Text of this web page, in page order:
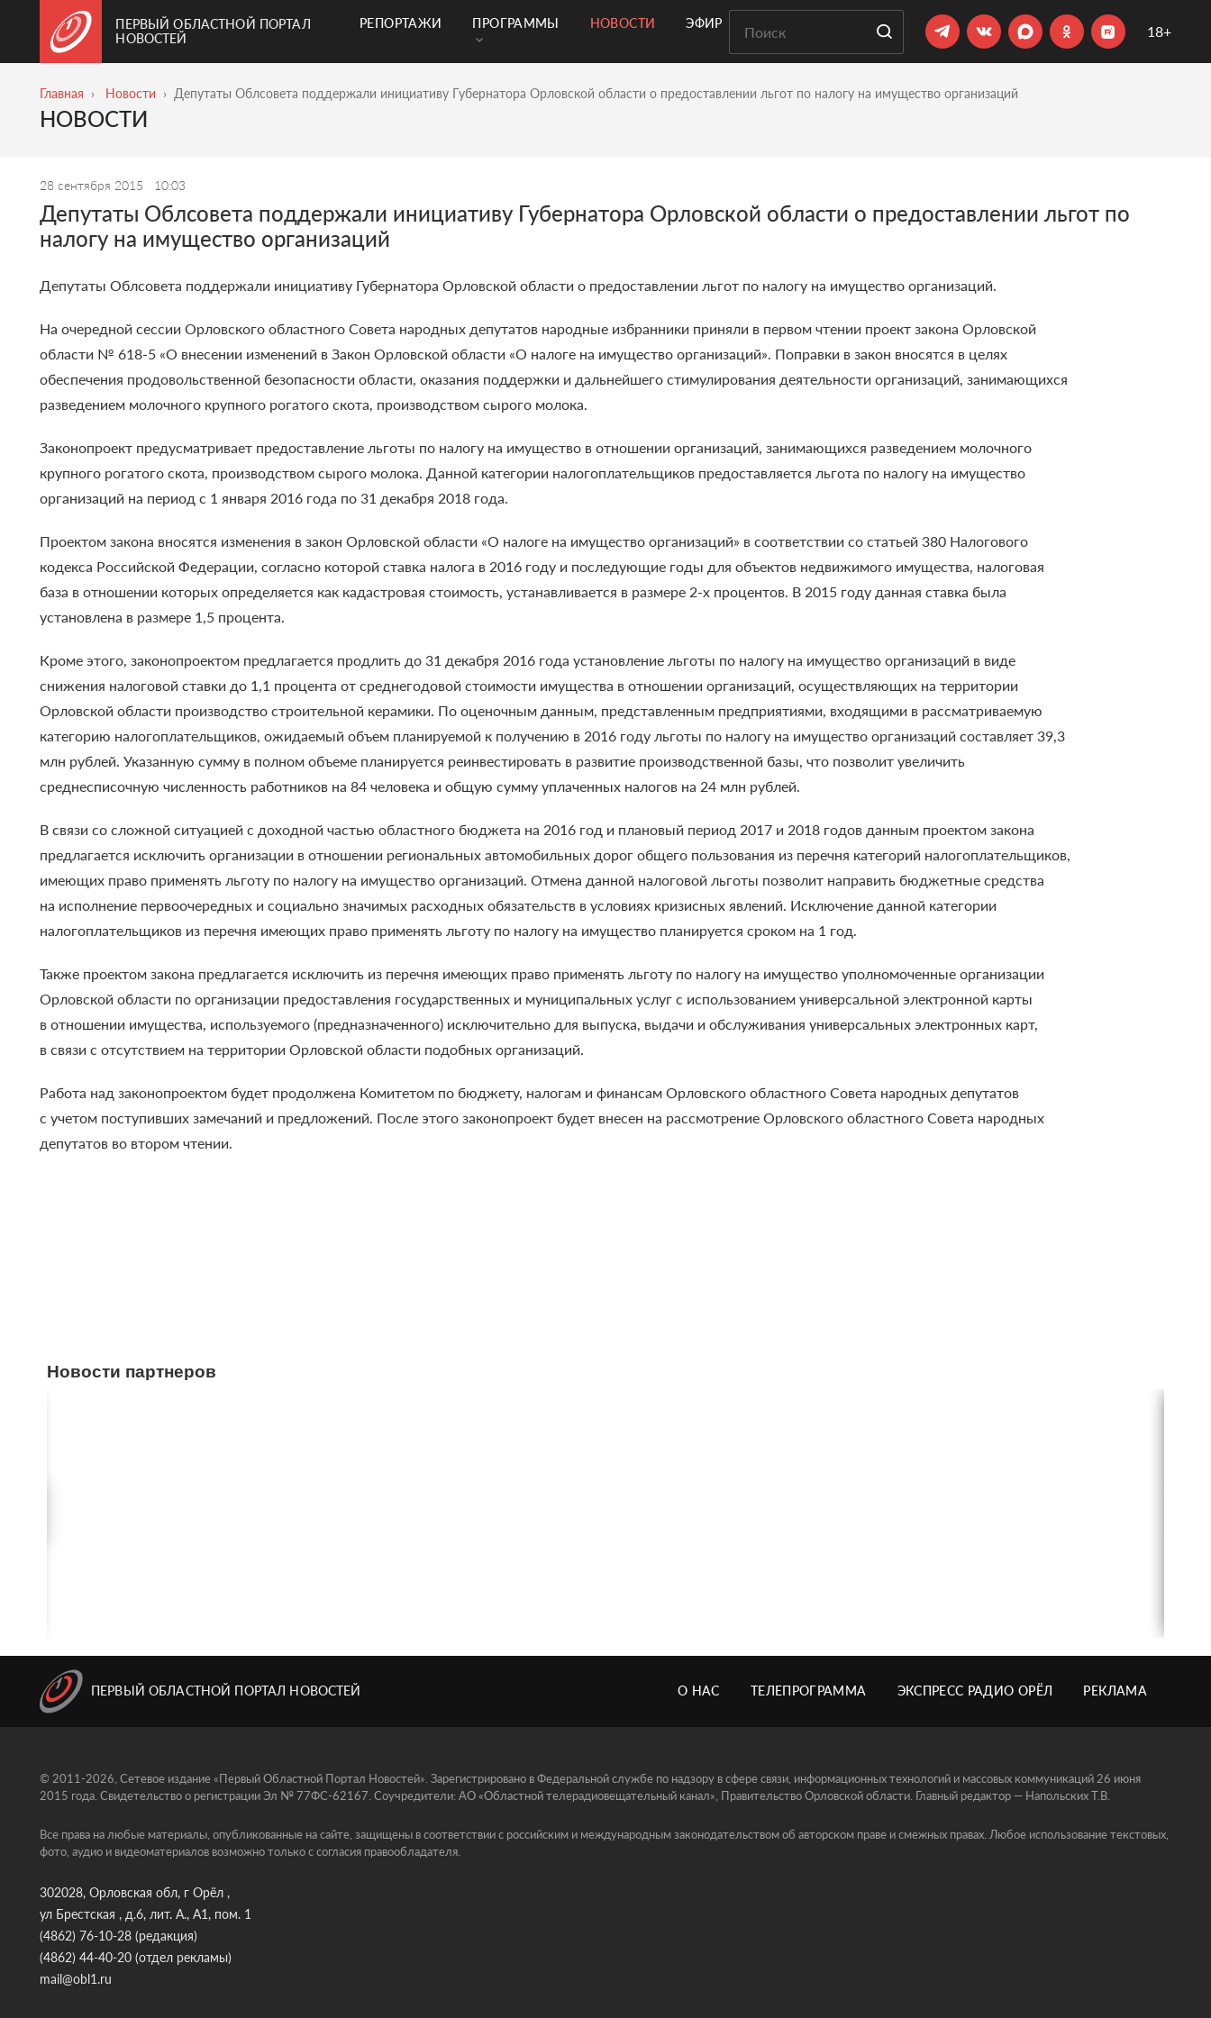
ПЕРВЫЙ ОБЛАСТНОЙ ПОРТАЛ
НОВОСТЕЙ
РЕПОРТАЖИ ПРОГРАММЫ НОВОСТИ ЭФИР 18+
Главная Новости Депутаты Облсовета поддержали инициативу Губернатора Орловской области о предоставлении льгот по налогу на имущество организаций
НОВОСТИ
28 сентября 2015 10:03
Депутаты Облсовета поддержали инициативу Губернатора Орловской области о предоставлении льгот по
налогу на имущество организаций
Депутаты Облсовета поддержали инициативу Губернатора Орловской области о предоставлении льгот по налогу на имущество организаций.
На очередной сессии Орловского областного Совета народных депутатов народные избранники приняли в первом чтении проект закона Орловской
области № 618-5 «О внесении изменений в Закон Орловской области «О налоге на имущество организаций». Поправки в закон вносятся в целях
обеспечения продовольственной безопасности области, оказания поддержки и дальнейшего стимулирования деятельности организаций, занимающихся
разведением молочного крупного рогатого скота, производством сырого молока.
Законопроект предусматривает предоставление льготы по налогу на имущество в отношении организаций, занимающихся разведением молочного
крупного рогатого скота, производством сырого молока. Данной категории налогоплательщиков предоставляется льгота по налогу на имущество
организаций на период с 1 января 2016 года по 31 декабря 2018 года.
Проектом закона вносятся изменения в закон Орловской области «О налоге на имущество организаций» в соответствии со статьей 380 Налогового
кодекса Российской Федерации, согласно которой ставка налога в 2016 году и последующие годы для объектов недвижимого имущества, налоговая
база в отношении которых определяется как кадастровая стоимость, устанавливается в размере 2-х процентов. В 2015 году данная ставка была
установлена в размере 1,5 процента.
Кроме этого, законопроектом предлагается продлить до 31 декабря 2016 года установление льготы по налогу на имущество организаций в виде
снижения налоговой ставки до 1,1 процента от среднегодовой стоимости имущества в отношении организаций, осуществляющих на территории
Орловской области производство строительной керамики. По оценочным данным, представленным предприятиями, входящими в рассматриваемую
категорию налогоплательщиков, ожидаемый объем планируемой к получению в 2016 году льготы по налогу на имущество организаций составляет 39,3
млн рублей. Указанную сумму в полном объеме планируется реинвестировать в развитие производственной базы, что позволит увеличить
среднесписочную численность работников на 84 человека и общую сумму уплаченных налогов на 24 млн рублей.
В связи со сложной ситуацией с доходной частью областного бюджета на 2016 год и плановый период 2017 и 2018 годов данным проектом закона
предлагается исключить организации в отношении региональных автомобильных дорог общего пользования из перечня категорий налогоплательщиков,
имеющих право применять льготу по налогу на имущество организаций. Отмена данной налоговой льготы позволит направить бюджетные средства
на исполнение первоочередных и социально значимых расходных обязательств в условиях кризисных явлений. Исключение данной категории
налогоплательщиков из перечня имеющих право применять льготу по налогу на имущество планируется сроком на 1 год.
Также проектом закона предлагается исключить из перечня имеющих право применять льготу по налогу на имущество уполномоченные организации
Орловской области по организации предоставления государственных и муниципальных услуг с использованием универсальной электронной карты
в отношении имущества, используемого (предназначенного) исключительно для выпуска, выдачи и обслуживания универсальных электронных карт,
в связи с отсутствием на территории Орловской области подобных организаций.
Работа над законопроектом будет продолжена Комитетом по бюджету, налогам и финансам Орловского областного Совета народных депутатов
с учетом поступивших замечаний и предложений. После этого законопроект будет внесен на рассмотрение Орловского областного Совета народных
депутатов во втором чтении.
Новости партнеров
ПЕРВЫЙ ОБЛАСТНОЙ ПОРТАЛ НОВОСТЕЙ О НАС ТЕЛЕПРОГРАММА ЭКСПРЕСС РАДИО ОРЁЛ РЕКЛАМА
© 2011-2026, Сетевое издание «Первый Областной Портал Новостей». Зарегистрировано в Федеральной службе по надзору в сфере связи, информационных технологий и массовых коммуникаций 26 июня
2015 года. Свидетельство о регистрации Эл № 77ФС-62167. Соучредители: АО «Областной телерадиовещательный канал», Правительство Орловской области. Главный редактор — Напольских Т.В.
Все права на любые материалы, опубликованные на сайте, защищены в соответствии с российским и международным законодательством об авторском праве и смежных правах. Любое использование текстовых,
фото, аудио и видеоматериалов возможно только с согласия правообладателя.
302028, Орловская обл, г Орёл ,
ул Брестская , д.6, лит. А., А1, пом. 1
(4862) 76-10-28 (редакция)
(4862) 44-40-20 (отдел рекламы)
mail@obl1.ru